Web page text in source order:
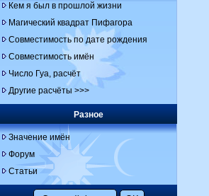
Кем я был в прошлой жизни
Магический квадрат Пифагора
Совместимость по дате рождения
Совместимость имён
Число Гуа, расчёт
Другие расчёты >>>
Разное
Значение имён
Форум
Статьи